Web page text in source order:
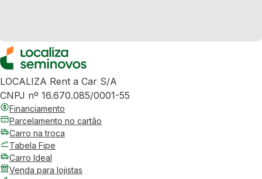
LOCALIZA Rent a Car S/A
CNPJ nº 16.670.085/0001-55
Financiamento
Parcelamento no cartão
Carro na troca
Tabela Fipe
Carro Ideal
Venda para lojistas